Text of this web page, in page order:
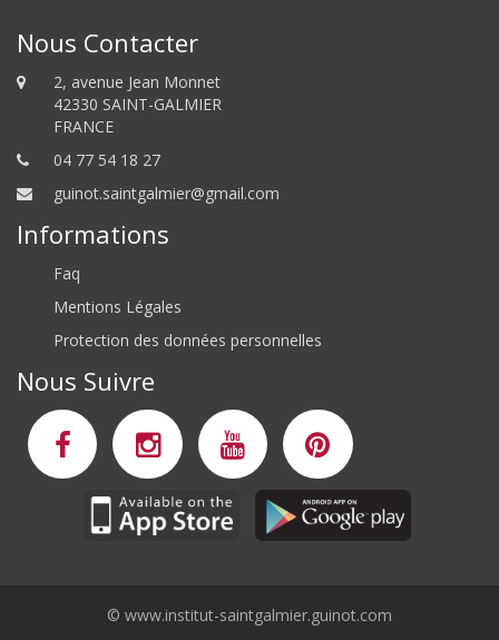
Nous Contacter
2, avenue Jean Monnet
42330 SAINT-GALMIER
FRANCE
04 77 54 18 27
guinot.saintgalmier@gmail.com
Informations
Faq
Mentions Légales
Protection des données personnelles
Nous Suivre
© www.institut-saintgalmier.guinot.com